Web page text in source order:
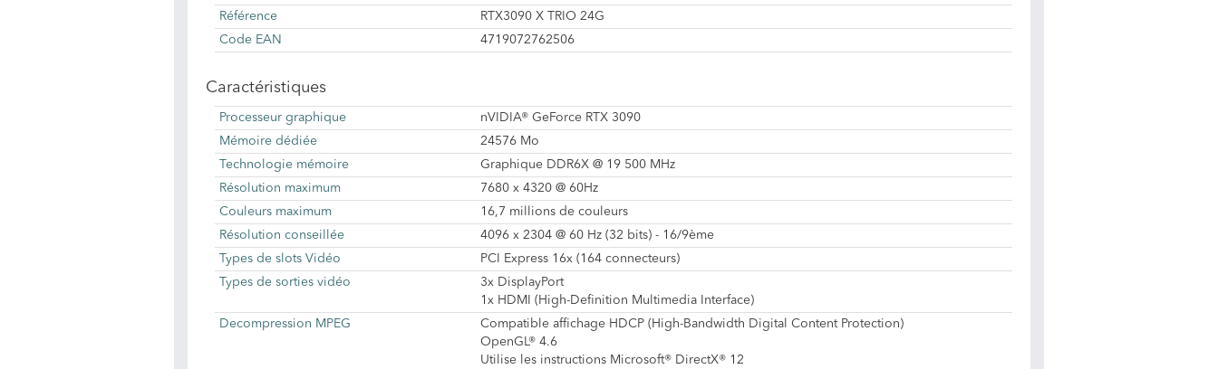
Référence
RTX3090 X TRIO 24G
Code EAN
4719072762506
Caractéristiques
Processeur graphique
nVIDIA® GeForce RTX 3090
Mémoire dédiée
24576 Mo
Technologie mémoire
Graphique DDR6X @ 19 500 MHz
Résolution maximum
7680 x 4320 @ 60Hz
Couleurs maximum
16,7 millions de couleurs
Résolution conseillée
4096 x 2304 @ 60 Hz (32 bits) - 16/9ème
Types de slots Vidéo
PCI Express 16x (164 connecteurs)
Types de sorties vidéo
3x DisplayPort
1x HDMI (High-Definition Multimedia Interface)
Decompression MPEG
Compatible affichage HDCP (High-Bandwidth Digital Content Protection)
OpenGL® 4.6
Utilise les instructions Microsoft® DirectX® 12